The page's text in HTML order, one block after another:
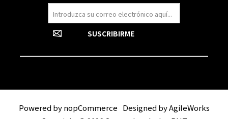
Powered bynopCommerce Designed byAgileWorks